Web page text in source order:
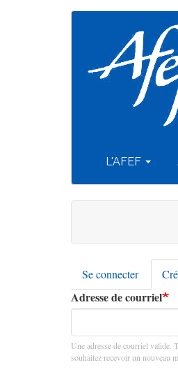
L'AFEF
Onglets
Se connecter
Adresse de courriel
Une adresse de courriel valide.
souhaitez recevoir un nouveau